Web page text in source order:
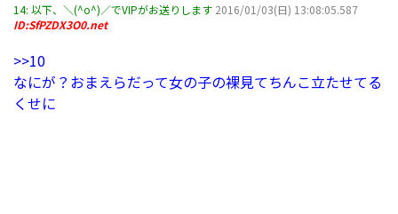
14: 以下、＼(^o^)／でVIPがお送りします 2016/01/03(日) 13:08:05.587
ID:SfPZDX3O0.net
>>10
なにが？おまえらだって女の子の裸見てちんこ立たせてる
くせに